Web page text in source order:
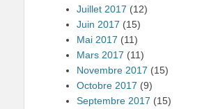
Juillet 2017 (12)
Juin 2017 (15)
Mai 2017 (11)
Mars 2017 (11)
Novembre 2017 (15)
Octobre 2017 (9)
Septembre 2017 (15)